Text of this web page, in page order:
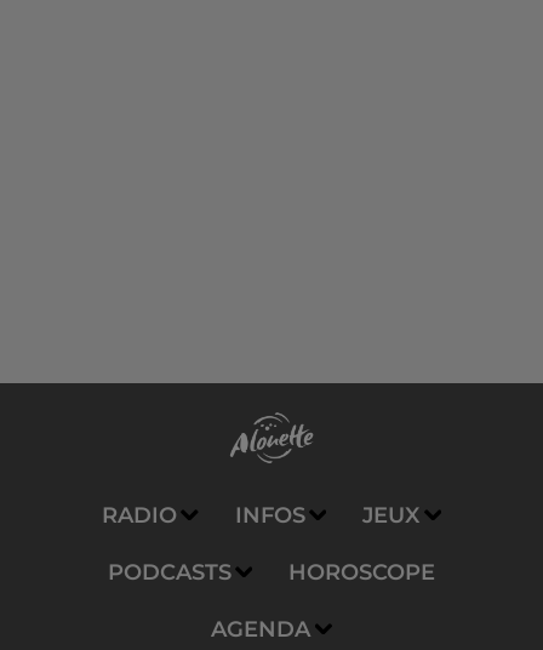
RADIO INFOS JEUX
PODCASTS HOROSCOPE
AGENDA